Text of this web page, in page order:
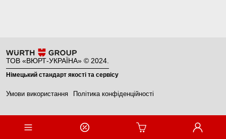
ТОВ «ВЮРТ-УКРАЇНА» © 2024.
Німецький стандарт якості та сервісу
Умови використання Політика конфіденційності